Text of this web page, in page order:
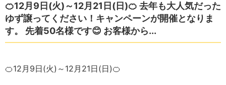
🍊12月9日(火)～12月21日(日)🍊 去年も大人気だった
ゆず譲ってください！キャンペーンが開催となりま
す。 先着50名様です😊 お客様から...
🍊12月9日(火)～12月21日(日)🍊